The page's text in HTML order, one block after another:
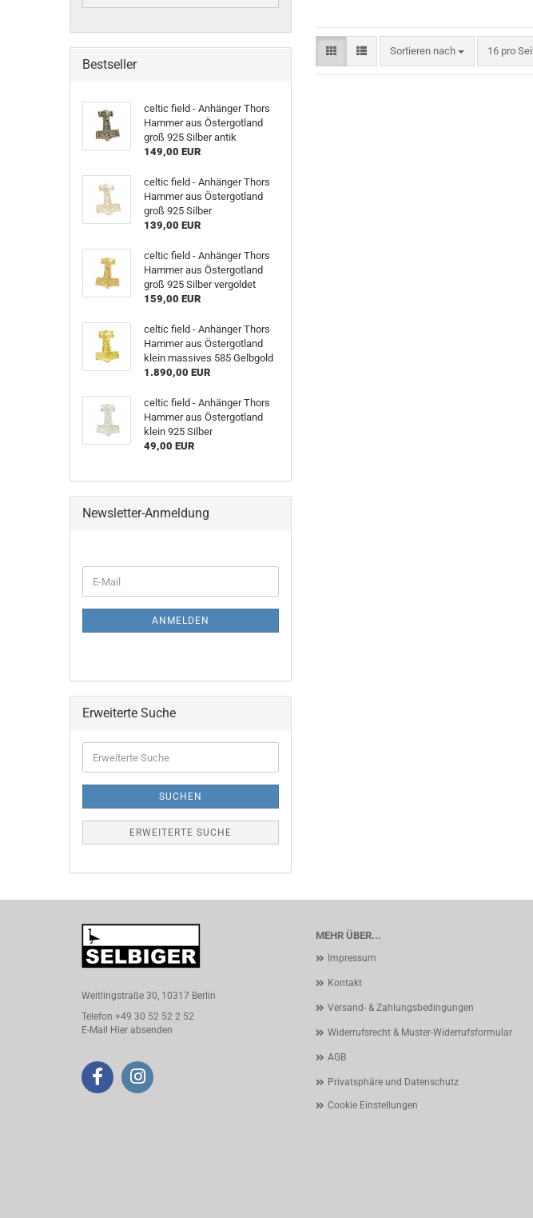
Sortieren nach
Sortieren nach 16 pro
pro Seite
Bestseller
celtic field - Anhänger Thors
Hammer aus Östergotland
groß 925 Silber antik
149,00 EUR
celtic field - Anhänger Thors
Hammer aus Östergotland
groß 925 Silber
139,00 EUR
celtic field - Anhänger Thors
Hammer aus Östergotland
groß 925 Silber vergoldet
159,00 EUR
celtic field - Anhänger Thors
Hammer aus Östergotland
klein massives 585 Gelbgold
1.890,00 EUR
celtic field - Anhänger Thors
Hammer aus Östergotland
klein 925 Silber
49,00 EUR
Newsletter-Anmeldung
ZUR
E-
Mail
ANMELDEN
Erweiterte Suche
Suche
SUCHEN
ERWEITERTE SUCHE
MEHR ÜBER...
Impressum
Kontakt
Versand- & Zahlungsbedingungen
Widerrufsrecht & Muster-Widerrufsformular
AGB
Privatsphäre und Datenschutz
Cookie Einstellungen
Weitlingstraße 30, 10317 Berlin
Telefon +49 30 52 52 2 52
E-Mail
Hier absenden